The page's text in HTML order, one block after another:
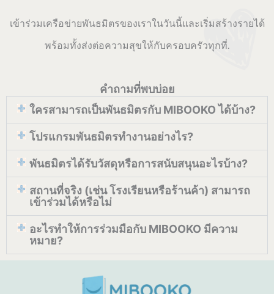
เข้าร่วมเครือข่ายพันธมิตรของเราในวันนี้และเริ่มสร้างรายได้
พร้อมทั้งส่งต่อความสุขให้กับครอบครัวทุกที่.
คำถามที่พบบ่อย
ใครสามารถเป็นพันธมิตรกับ MIBOOKO ได้บ้าง?
โปรแกรมพันธมิตรทำงานอย่างไร?
พันธมิตรได้รับวัสดุหรือการสนับสนุนอะไรบ้าง?
สถานที่จริง (เช่น โรงเรียนหรือร้านค้า) สามารถ
เข้าร่วมได้หรือไม่
อะไรทำให้การร่วมมือกับ MIBOOKO มีความ
หมาย?